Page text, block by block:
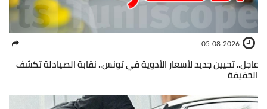
05-08-2026
عاجل.. تحيين جديد لأسعار الأدوية في تونس.. نقابة الصيادلة تكشف
الحقيقة